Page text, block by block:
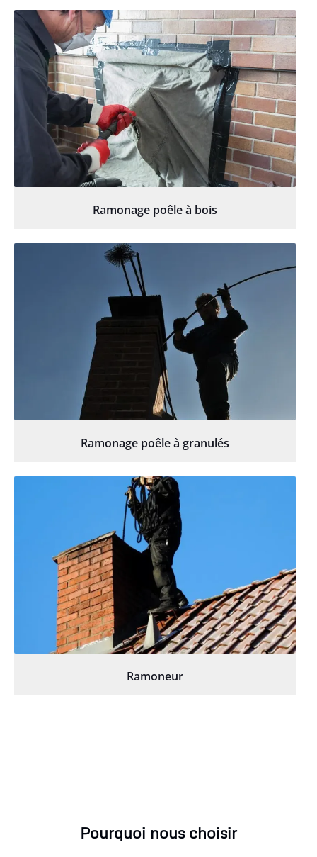
Ramonage poêle à bois
Ramonage poêle à granulés
Ramoneur
Pourquoi nous choisir